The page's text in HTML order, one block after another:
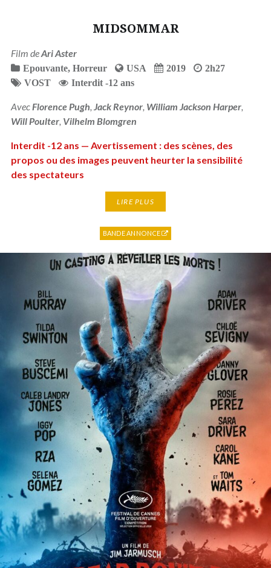
MIDSOMMAR
Film deAri Aster
Epouvante, Horreur USA 2019
2h27
VOST
Interdit -12 ans
AvecFlorence Pugh, Jack Reynor, William Jackson Harper,
Will Poulter, Vilhelm Blomgren
Interdit -12 ans — Avertissement : des scènes, des
propos ou des images peuvent heurter la sensibilité
des spectateurs
LIRE PLUS
BANDE ANNONCE